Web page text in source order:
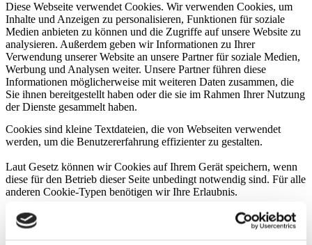
Diese Webseite verwendet Cookies. Wir verwenden Cookies, um
Inhalte und Anzeigen zu personalisieren, Funktionen für soziale
Medien anbieten zu können und die Zugriffe auf unsere Website zu
analysieren. Außerdem geben wir Informationen zu Ihrer
Verwendung unserer Website an unsere Partner für soziale Medien,
Werbung und Analysen weiter. Unsere Partner führen diese
Informationen möglicherweise mit weiteren Daten zusammen, die
Sie ihnen bereitgestellt haben oder die sie im Rahmen Ihrer Nutzung
der Dienste gesammelt haben.
Cookies sind kleine Textdateien, die von Webseiten verwendet
werden, um die Benutzererfahrung effizienter zu gestalten.
Laut Gesetz können wir Cookies auf Ihrem Gerät speichern, wenn
diese für den Betrieb dieser Seite unbedingt notwendig sind. Für alle
anderen Cookie-Typen benötigen wir Ihre Erlaubnis.
Diese Seite verwendet unterschiedliche Cookie-Typen. Einige
Cookies werden von Drittparteien platziert, die auf unseren Seiten